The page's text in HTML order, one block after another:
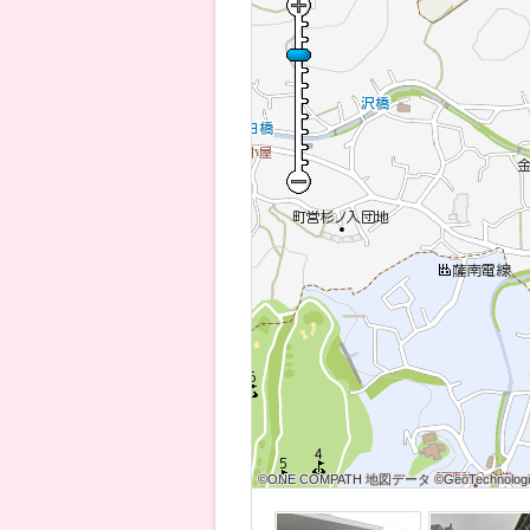
©ONE COMPATH 地図データ
©ONE COMPATH 地図データ
©ONE COMPATH 地図データ
©ONE COMPATH 地図データ
©ONE COMPATH 地図データ
©ONE COMPATH 地図データ
©ONE COMPATH 地図データ
©ONE COMPATH 地図データ
©ONE COMPATH 地図データ